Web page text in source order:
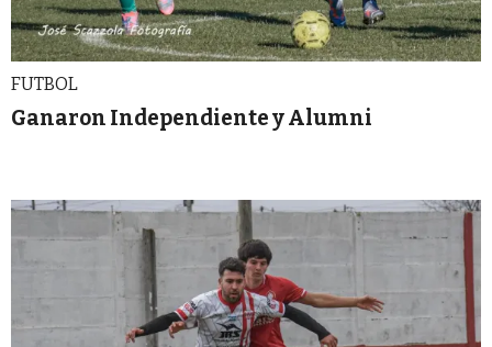
FUTBOL
Ganaron Independiente y Alumni